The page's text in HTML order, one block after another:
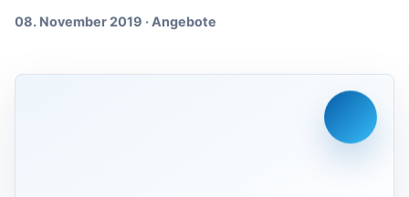
08. November 2019 · Angebote